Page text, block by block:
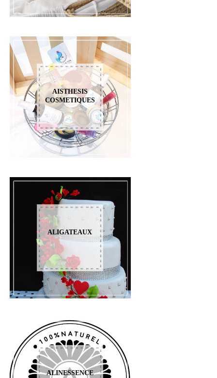
AISTHESIS
COSMETIQUES
ALIGATEAUX
ALINESSENCE